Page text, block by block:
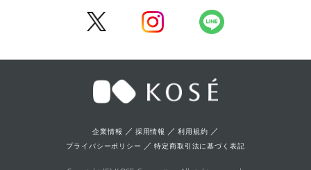
企業情報 ／ 採用情報 ／利用規約 ／
プライバシーポリシー ／特定商取引法に基づく表記